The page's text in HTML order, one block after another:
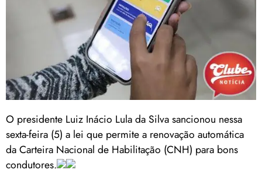
O presidente Luiz Inácio Lula da Silva sancionou nessa
sexta-feira (5) a lei que permite a renovação automática
da Carteira Nacional de Habilitação (CNH) para bons
condutores.